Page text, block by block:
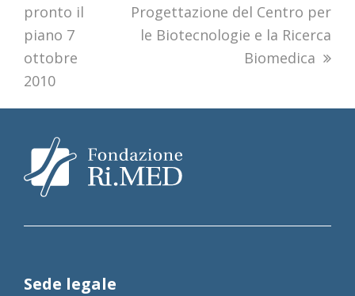
pronto il
piano 7
ottobre
2010
Progettazione del Centro per
le Biotecnologie e la Ricerca
Biomedica
Sede legale